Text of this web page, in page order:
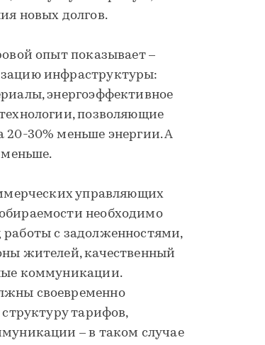
новых долгов.
опыт показывает –
инфраструктуры:
энергоэффективное
позволяющие
20-30% меньше энергии. А
управляющих
необходимо
с задолженностями,
жителей, качественный
коммуникации.
своевременно
тарифов,
– в таком случае